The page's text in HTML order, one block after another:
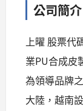
公司簡介
上曜 股票代
業PU合成皮
為領導品牌
大陸，越南